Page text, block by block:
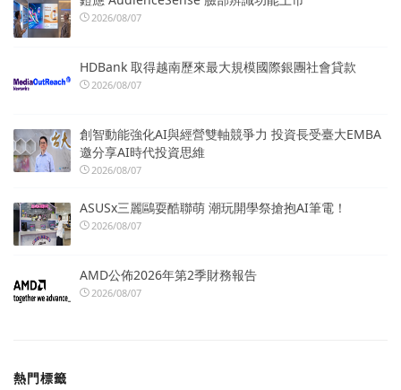
2026/08/07
HDBank 取得越南歷來最大規模國際銀團社會貸款
2026/08/07
創智動能強化AI與經營雙軸競爭力 投資長受臺大EMBA
邀分享AI時代投資思維
2026/08/07
ASUSx三麗鷗耍酷聯萌 潮玩開學祭搶抱AI筆電！
2026/08/07
AMD公佈2026年第2季財務報告
2026/08/07
熱門標籤